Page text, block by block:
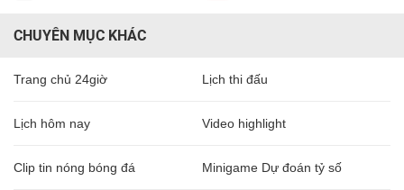
CHUYÊN MỤC KHÁC
Trang chủ 24giờ Lịch thi đấu
Lịch hôm nay Video highlight
Clip tin nóng bóng đá Minigame Dự đoán tỷ số